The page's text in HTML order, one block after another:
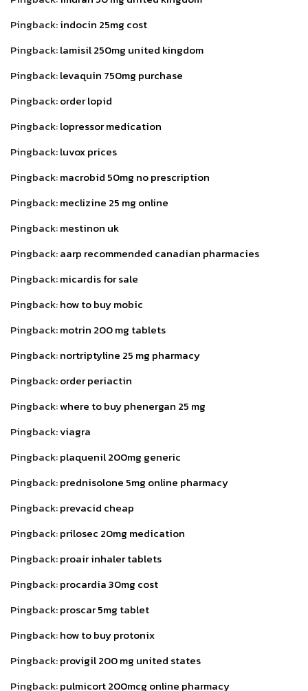
Pingback:indocin 25mg cost
Pingback:lamisil 250mg united kingdom
Pingback:levaquin 750mg purchase
Pingback:order lopid
Pingback:lopressor medication
Pingback:luvox prices
Pingback:macrobid 50mg no prescription
Pingback:meclizine 25 mg online
Pingback:mestinon uk
Pingback:aarp recommended canadian pharmacies
Pingback:micardis for sale
Pingback:how to buy mobic
Pingback:motrin 200 mg tablets
Pingback:nortriptyline 25 mg pharmacy
Pingback:order periactin
Pingback:where to buy phenergan 25 mg
Pingback:viagra
Pingback:plaquenil 200mg generic
Pingback:prednisolone 5mg online pharmacy
Pingback:prevacid cheap
Pingback:prilosec 20mg medication
Pingback:proair inhaler tablets
Pingback:procardia 30mg cost
Pingback:proscar 5mg tablet
Pingback:how to buy protonix
Pingback:provigil 200 mg united states
Pingback:pulmicort 200mcg online pharmacy